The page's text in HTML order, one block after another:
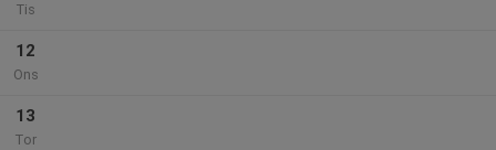
Tis
12
Ons
13
Tor